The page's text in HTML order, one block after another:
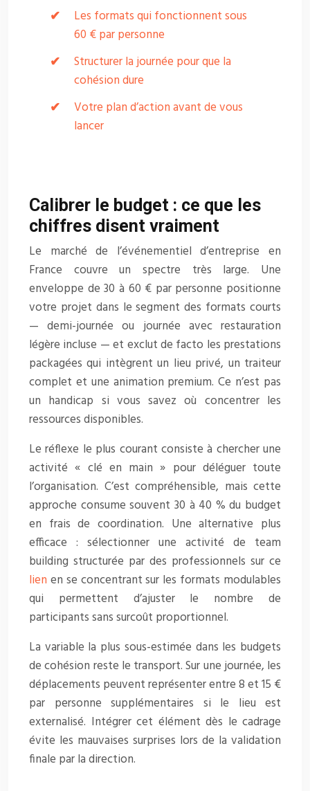
Les formats qui fonctionnent sous
60 € par personne
Structurer la journée pour que la
cohésion dure
Votre plan d’action avant de vous
lancer
Calibrer le budget : ce que les
chiffres disent vraiment
Le marché de l’événementiel d’entreprise en
France couvre un spectre très large. Une
enveloppe de 30 à 60 € par personne positionne
votre projet dans le segment des formats courts
— demi-journée ou journée avec restauration
légère incluse — et exclut de facto les prestations
packagées qui intègrent un lieu privé, un traiteur
complet et une animation premium. Ce n’est pas
un handicap si vous savez où concentrer les
ressources disponibles.
Le réflexe le plus courant consiste à chercher une
activité « clé en main » pour déléguer toute
l’organisation. C’est compréhensible, mais cette
approche consume souvent 30 à 40 % du budget
en frais de coordination. Une alternative plus
efficace : sélectionner une activité de team
building structurée par des professionnels sur ce
lien en se concentrant sur les formats modulables
qui permettent d’ajuster le nombre de
participants sans surcoût proportionnel.
La variable la plus sous-estimée dans les budgets
de cohésion reste le transport. Sur une journée, les
déplacements peuvent représenter entre 8 et 15 €
par personne supplémentaires si le lieu est
externalisé. Intégrer cet élément dès le cadrage
évite les mauvaises surprises lors de la validation
finale par la direction.